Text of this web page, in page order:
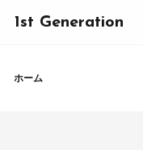
1st Generation
ホーム